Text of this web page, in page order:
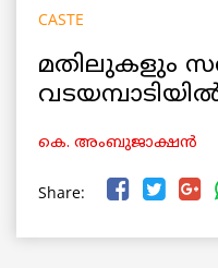
CASTE
മതിലുകളും
കെ. അംബുജാക്ഷന്‍
Share: